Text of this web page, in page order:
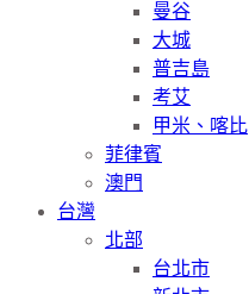
曼谷
大城
普吉島
考艾
甲米、喀比
菲律賓
澳門
台灣
北部
台北市